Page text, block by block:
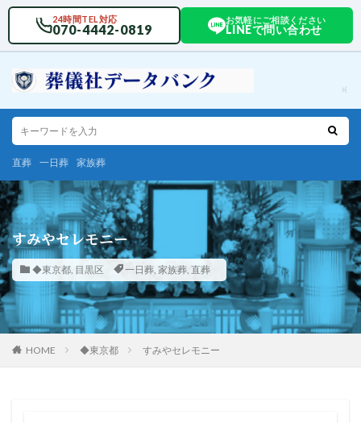
24時間TEL対応
070-4442-0819
お気軽にご相談ください
LINEで問い合わせ
直葬 一日葬 家族葬
すみやセレモニー
◆東京都, 目黒区 一日葬, 家族葬, 直葬
HOME ◆東京都 すみやセレモニー